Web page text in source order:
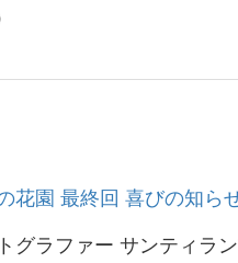
花園 最終回 喜びの知ら
グラファー サンティラ